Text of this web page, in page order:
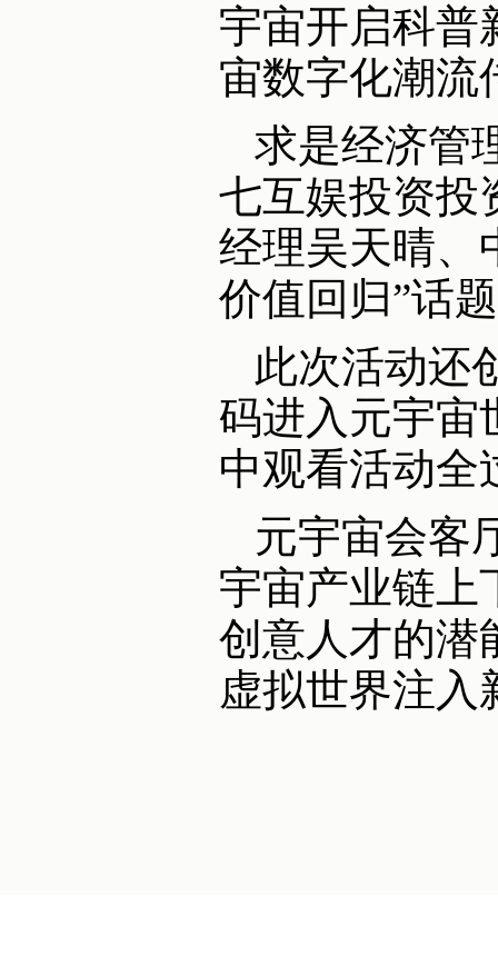
宇宙开启科普
宙数字化潮流
求是经济管
七互娱投资投
经理吴天晴、
价值回归”话
此次活动还
码进入元宇宙
中观看活动全
元宇宙会客
宇宙产业链上
创意人才的潜
虚拟世界注入